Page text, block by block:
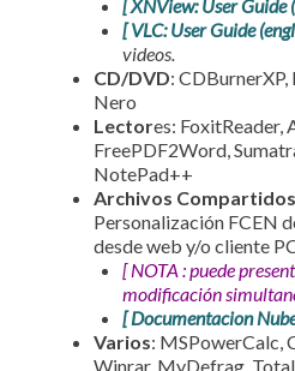
[ XNView: User Guide
[ VLC: User Guide
videos.
CD/DVD:
Nero
Lectores: FoxitReader,
FreePDF2Word,
NotePad++
Archivos
Personalización FCEN
desde web y/o cliente
[ NOTA : puede
modificación
[ Documentacion
Varios: MSPowerCalc,
Winrar, MyDefrag,